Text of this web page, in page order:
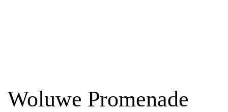
Woluwe Promenade